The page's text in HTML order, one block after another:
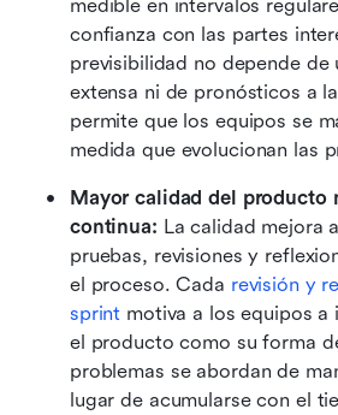
medible en intervalos
confianza con las partes
previsibilidad no depende de
extensa ni de pronósticos a
permite que los equipos se
medida que evolucionan las
Mayor calidad del producto
continua: La calidad mejora
pruebas, revisiones y
el proceso. Cada revisión y
sprint motiva a los equipos a
el producto como su forma
problemas se abordan de
lugar de acumularse con el